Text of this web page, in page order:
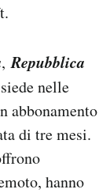
,Repubblica
nelle
abbonamento
di tre mesi.
hanno